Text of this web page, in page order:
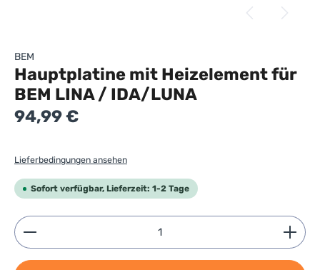
BEM
Hauptplatine mit Heizelement für
BEM LINA / IDA/LUNA
Regulärer Preis:
94,99 €
Lieferbedingungen ansehen
Sofort verfügbar, Lieferzeit: 1-2 Tage
Produkt Anzahl: Gib den gewünschten Wert ein